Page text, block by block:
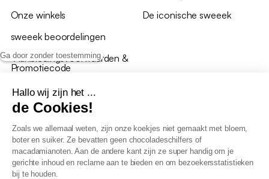
Ga door zonder toestemming
Hallo wij zijn het ...
de Cookies!
Zoals we allemaal weten, zijn onze koekjes niet gemaakt met bloem,
boter en suiker. Ze bevatten geen chocoladeschilfers of
macadamianoten. Aan de andere kant zijn ze super handig om je
gerichte inhoud en reclame aan te bieden en om bezoekersstatistieken
bij te houden.
Onze winkels
sweeek beoordelingen
*Aanbiedingsvoorwaarden &
Promotiecode
De iconische sweeek
Algemene verkoopsvoorwaarden
AV loyaliteitsprogramma
Beleid persoonsgegevens